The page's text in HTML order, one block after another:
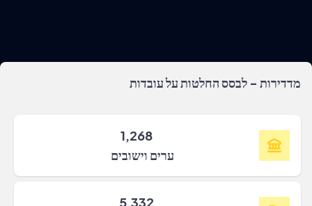
מדדירות - לבסס החלטות על עובדות
1,268
ערים וישובים
5,332